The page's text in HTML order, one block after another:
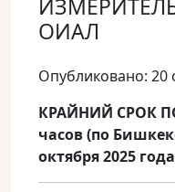
ОИАЛ
Опубликовано: 20
КРАЙНИЙ СРОК
часов (по
октября 2025